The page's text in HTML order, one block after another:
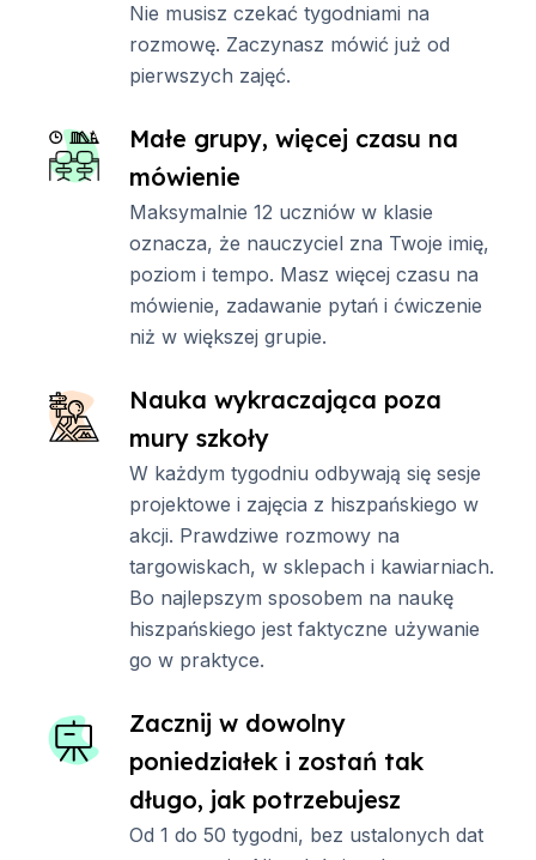
Nie musisz czekać tygodniami na
rozmowę. Zaczynasz mówić już od
pierwszych zajęć.
Małe grupy, więcej czasu na
mówienie
Maksymalnie 12 uczniów w klasie
oznacza, że ​​nauczyciel zna Twoje imię,
poziom i tempo. Masz więcej czasu na
mówienie, zadawanie pytań i ćwiczenie
niż w większej grupie.
Nauka wykraczająca poza
mury szkoły
W każdym tygodniu odbywają się sesje
projektowe i zajęcia z hiszpańskiego w
akcji. Prawdziwe rozmowy na
targowiskach, w sklepach i kawiarniach.
Bo najlepszym sposobem na naukę
hiszpańskiego jest faktyczne używanie
go w praktyce.
Zacznij w dowolny
poniedziałek i zostań tak
długo, jak potrzebujesz
Od 1 do 50 tygodni, bez ustalonych dat